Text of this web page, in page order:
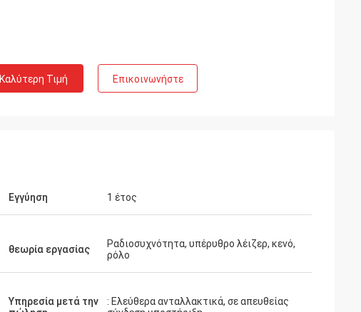
Καλύτερη Τιμή Επικοινωνήστε
Εγγύηση 1 έτος
θεωρία εργασίας
Ραδιοσυχνότητα, υπέρυθρο λέιζερ, κενό,
ρόλο
Υπηρεσία μετά την
: Ελεύθερα ανταλλακτικά, σε απευθείας